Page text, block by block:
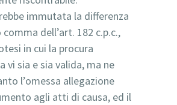
immutata la differenza
dell’art. 182 c.p.c.,
in cui la procura
vi sia e sia valida, ma ne
l’omessa allegazione
agli atti di causa, ed il